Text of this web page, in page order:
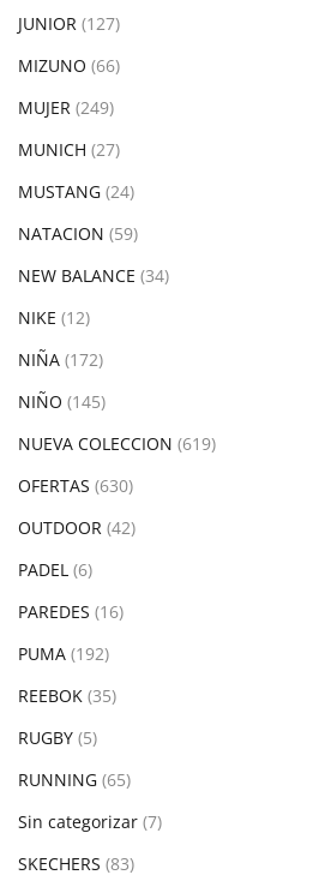
JUNIOR (127)
MIZUNO (66)
MUJER (249)
MUNICH (27)
MUSTANG (24)
NATACION (59)
NEW BALANCE (34)
NIKE (12)
NIÑA (172)
NIÑO (145)
NUEVA COLECCION (619)
OFERTAS (630)
OUTDOOR (42)
PADEL (6)
PAREDES (16)
PUMA (192)
REEBOK (35)
RUGBY (5)
RUNNING (65)
Sin categorizar (7)
SKECHERS (83)